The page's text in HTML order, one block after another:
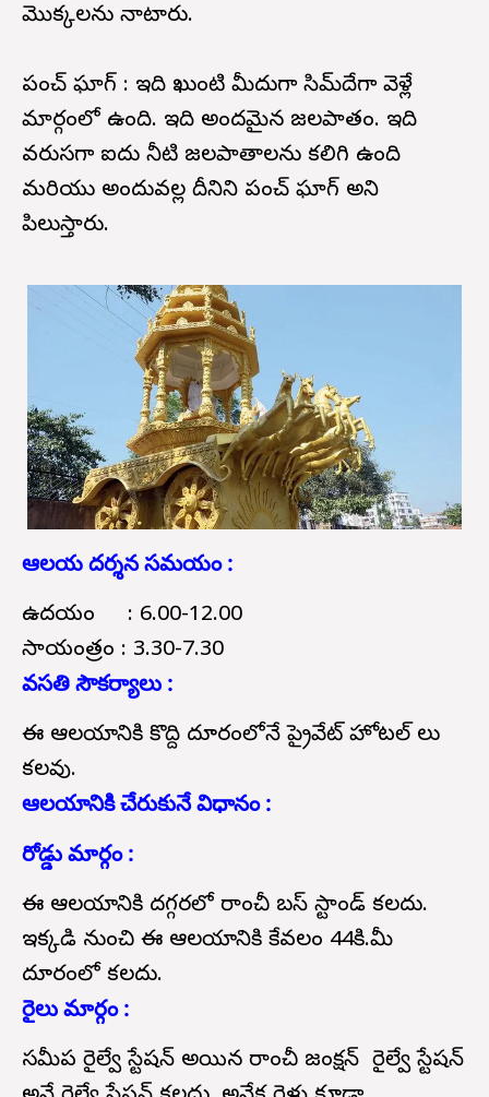
మొక్కలను నాటారు.
పంచ్ ఘాగ్ : ఇది ఖుంటి మీదుగా సిమ్‌దేగా వెళ్లే
మార్గంలో ఉంది. ఇది అందమైన జలపాతం. ఇది
వరుసగా ఐదు నీటి జలపాతాలను కలిగి ఉంది
మరియు అందువల్ల దీనిని పంచ్ ఘాగ్ అని
పిలుస్తారు.
ఆలయ దర్శన సమయం :
ఉదయం : 6.00-12.00
సాయంత్రం : 3.30-7.30
వసతి సౌకర్యాలు :
ఈ ఆలయానికి కొద్ది దూరంలోనే ప్రైవేట్ హోటల్ లు
కలవు.
ఆలయానికి చేరుకునే విధానం :
రోడ్డు మార్గం :
ఈ ఆలయానికి దగ్గరలో రాంచీ బస్ స్టాండ్ కలదు.
ఇక్కడి నుంచి ఈ ఆలయానికి కేవలం 44కి.మీ
దూరంలో కలదు.
రైలు మార్గం :
సమీప రైల్వే స్టేషన్ అయిన రాంచీ జంక్షన్ రైల్వే స్టేషన్